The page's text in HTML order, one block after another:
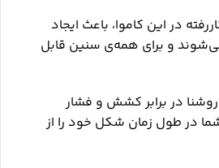
در این کاموا، باعث ایجاد
و برای همه‌ی سنین قابل
در برابر کشش و فشار
در طول زمان شکل خود را از